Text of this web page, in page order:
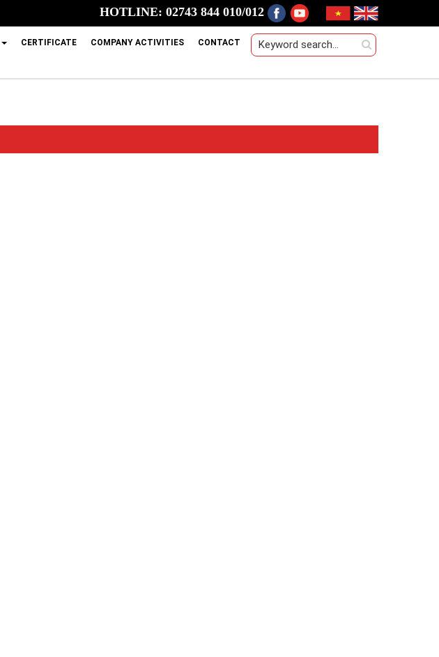
HOTLINE: 02743 844 010/012
CERTIFICATE COMPANY ACTIVITIES CONTACT